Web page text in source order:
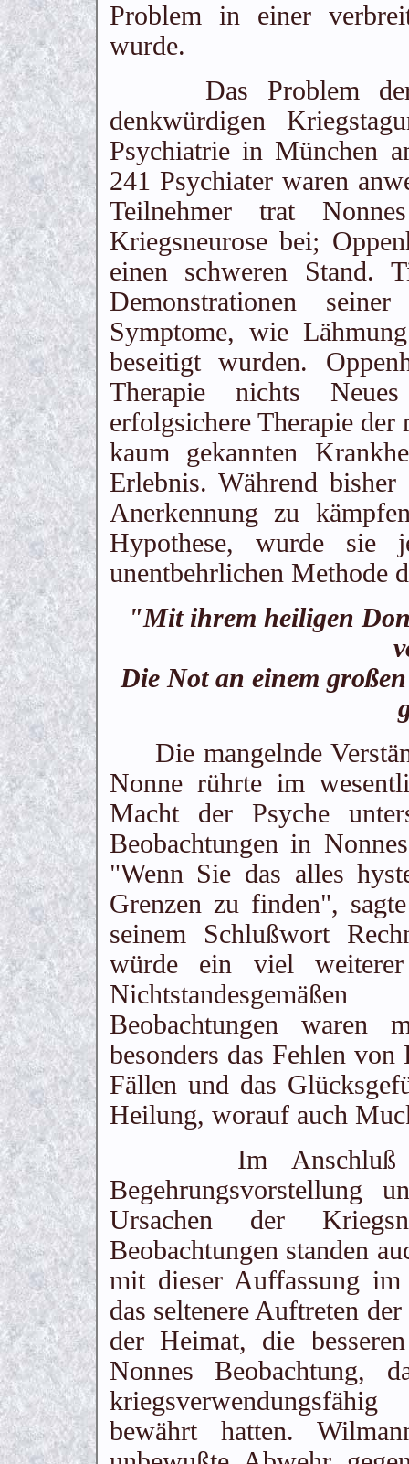
Problem in einer
wurde.
Das Problem der
denkwürdigen
Psychiatrie in München
241 Psychiater waren
Teilnehmer trat
Kriegsneurose bei;
einen schweren Stand.
Demonstrationen
Symptome, wie
beseitigt wurden.
Therapie nichts
erfolgsichere Therapie
kaum gekannten
Erlebnis. Während
Anerkennung zu
Hypothese, wurde sie
unentbehrlichen Methode
"Mit ihrem heiligen
Die Not an einem
Die mangelnde
Nonne rührte im
Macht der Psyche
Beobachtungen in
"Wenn Sie das alles
Grenzen zu finden",
seinem Schlußwort
würde ein viel
Beobachtungen waren
besonders das Fehlen
Fällen und das
Heilung, worauf auch
Im Anschluß an
Begehrungsvorstellung
Ursachen der
Beobachtungen standen
mit dieser Auffassung
das seltenere Auftreten
der Heimat, die
Nonnes Beobachtung,
bewährt hatten.